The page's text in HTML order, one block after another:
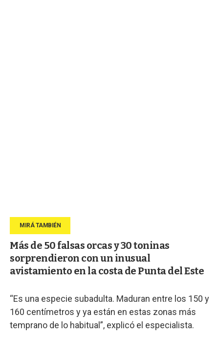
Más de 50 falsas orcas y 30 toninas
sorprendieron con un inusual
avistamiento en la costa de Punta del Este
“Es una especie subadulta. Maduran entre los 150 y
160 centímetros y ya están en estas zonas más
temprano de lo habitual”, explicó el especialista.